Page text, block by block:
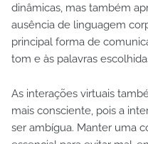
dinâmicas, mas também
ausência de linguagem
principal forma de
tom e às palavras
As interações virtuais
mais consciente, pois a
ser ambígua. Manter uma